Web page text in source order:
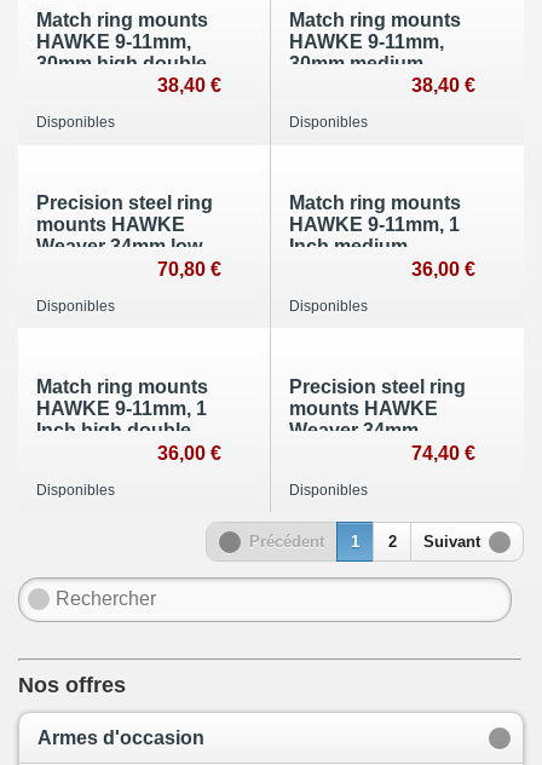
Match ring mounts
HAWKE 9-11mm,
30mm high double
38,40 €
Disponibles
Match ring mounts
HAWKE 9-11mm,
30mm medium
double screw neuf
38,40 €
Disponibles
Precision steel ring
mounts HAWKE
Weaver 34mm low
70,80 €
Disponibles
Match ring mounts
HAWKE 9-11mm, 1
Inch medium
double screw36,00 €
Disponibles
Match ring mounts
HAWKE 9-11mm, 1
Inch high double
36,00 €
Disponibles
Precision steel ring
mounts HAWKE
Weaver 34mm
74,40 €
Disponibles
Précédent 1 2 Suivant
Nos offres
Armes d'occasion